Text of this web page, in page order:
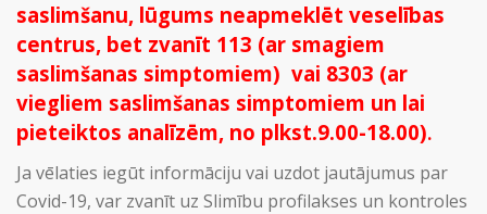
saslimšanu, lūgums neapmeklēt veselības
centrus, bet zvanīt 113 (ar smagiem
saslimšanas simptomiem) vai 8303 (ar
viegliem saslimšanas simptomiem un lai
pieteiktos analīzēm, no plkst.9.00-18.00).
Ja vēlaties iegūt informāciju vai uzdot jautājumus par
Covid-19, var zvanīt uz Slimību profilakses un kontroles